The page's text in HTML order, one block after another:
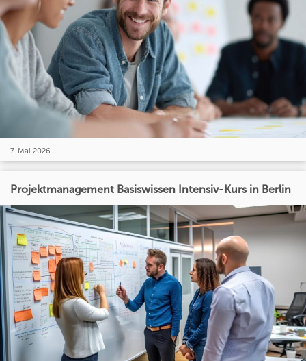
7. Mai 2026
Projektmanagement Basiswissen Intensiv-Kurs in Berlin